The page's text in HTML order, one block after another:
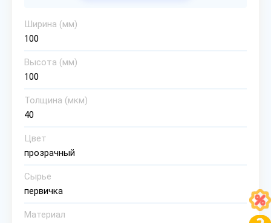
Ширина (мм)
100
Высота (мм)
100
Толщина (мкм)
40
Цвет
прозрачный
Сырье
первичка
Материал